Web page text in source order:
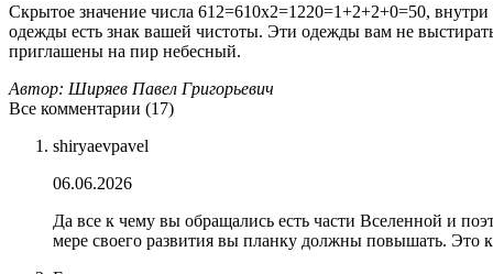
Скрытое значение числа 612=610х2=1220=1+2+2+0=50,
одежды есть знак вашей чистоты. Эти одежды вам не
приглашены на пир небесный.
Автор: Ширяев Павел Григорьевич
Все комментарии (17)
shiryaevpavel
06.06.2026
Да все к чему вы обращались есть части Вселенной и
мере своего развития вы планку должны повышать. Это